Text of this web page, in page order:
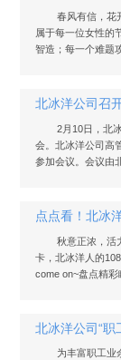
春风有信，花
属于每一位女性的
智造；每一个难题
洋公司工会以“守
北冰洋公司召
2月10日，北
会。北冰洋公司高
参加会议。会议由
点点看！北冰
秋意正浓，活
卡，北冰洋人的
come on~盘点精彩
北冰洋公司“职
为丰富职工业